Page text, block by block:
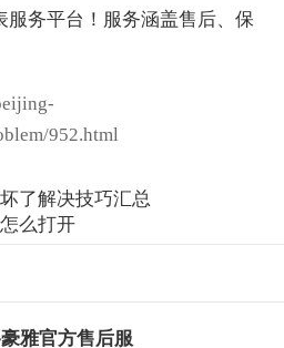
952.html
了解决技巧汇总
么打开
雅官方售后服